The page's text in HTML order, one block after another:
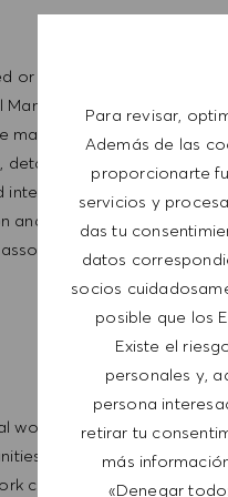
Para revisar,
Además de las
proporcionarte
servicios y
das tu
datos
socios
posible que los
Existe el
personales y,
persona
retirar tu
más
«Denegar
or equivalent experience
experience
analytical,
oriented,
skills
and merchandise through
and guests.
working environment
culture